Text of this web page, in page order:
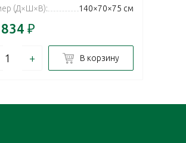
(Д×Ш×В):
140×70×75 см
₽
+ В корзину